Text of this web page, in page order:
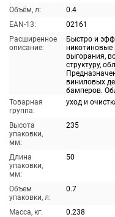
Объём, л:
0.4
EAN-13:
02161
Расширенное
описание:
Быстро и
никотиновые
выгорания,
структуру,
виниловых
бамперов.
Товарная
группа:
уход и
Высота
упаковки,
мм:
235
Длина
упаковки,
мм:
50
Объем
упаковки, л:
0.7
Масса, кг:
0.238